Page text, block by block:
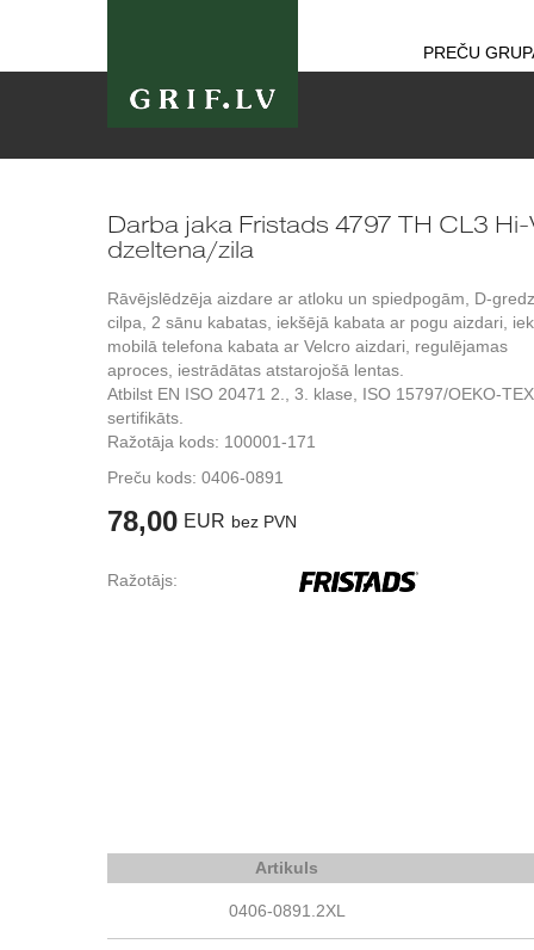
PREČU
Darba jaka Fristads 4797 TH CL3 Hi-
dzeltena/zila
Rāvējslēdzēja aizdare ar atloku un spiedpogām, D-
cilpa, 2 sānu kabatas, iekšējā kabata ar pogu aizdari,
mobilā telefona kabata ar Velcro aizdari, regulējamas
aproces, iestrādātas atstarojošā lentas.
Atbilst EN ISO 20471 2., 3. klase, ISO 15797/OEKO-
sertifikāts.
Ražotāja kods: 100001-171
Preču kods: 0406-0891
78,00 EUR bez PVN
Ražotājs:
Artikuls
0406-0891.2XL